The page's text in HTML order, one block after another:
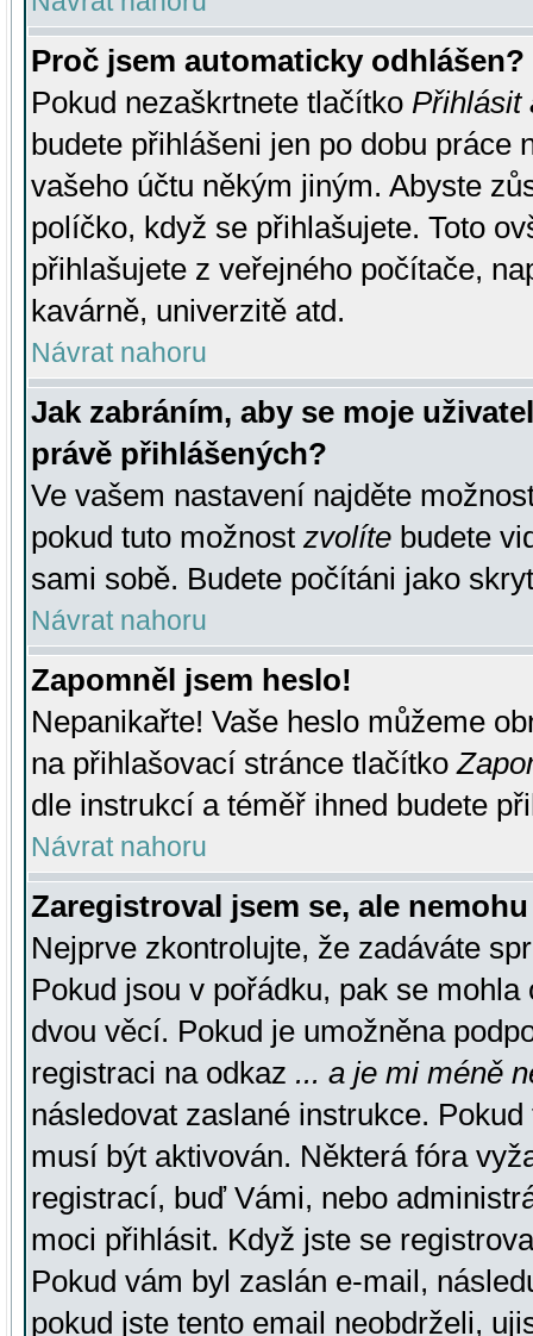
Proč jsem automaticky odhlášen?
Pokud nezaškrtnete tlačítko Přihlásit
budete přihlášeni jen po dobu práce
vašeho účtu někým jiným. Abyste
políčko, když se přihlašujete. Toto
přihlašujete z veřejného počítače,
kavárně, univerzitě atd.
Návrat nahoru
Jak zabráním, aby se moje
právě přihlášených?
Ve vašem nastavení najděte
pokud tuto možnost zvolíte budete
sami sobě. Budete počítáni jako
Návrat nahoru
Zapomněl jsem heslo!
Nepanikařte! Vaše heslo můžeme
na přihlašovací stránce tlačítko
dle instrukcí a téměř ihned budete
Návrat nahoru
Zaregistroval jsem se, ale
Nejprve zkontrolujte, že zadáváte
Pokud jsou v pořádku, pak se
dvou věcí. Pokud je umožněna
registraci na odkaz ... a je mi méně
následovat zaslané instrukce.
musí být aktivován. Některá fóra
registrací, buď Vámi, nebo
moci přihlásit. Když jste se
Pokud vám byl zaslán e-mail,
pokud jste tento email neobdrželi,